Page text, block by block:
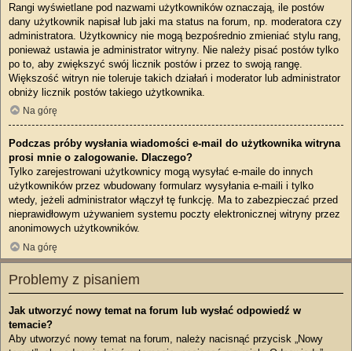
Rangi wyświetlane pod nazwami użytkowników oznaczają, ile postów
dany użytkownik napisał lub jaki ma status na forum, np. moderatora czy
administratora. Użytkownicy nie mogą bezpośrednio zmieniać stylu rang,
ponieważ ustawia je administrator witryny. Nie należy pisać postów tylko
po to, aby zwiększyć swój licznik postów i przez to swoją rangę.
Większość witryn nie toleruje takich działań i moderator lub administrator
obniży licznik postów takiego użytkownika.
Na górę
Podczas próby wysłania wiadomości e-mail do użytkownika witryna
prosi mnie o zalogowanie. Dlaczego?
Tylko zarejestrowani użytkownicy mogą wysyłać e-maile do innych
użytkowników przez wbudowany formularz wysyłania e-maili i tylko
wtedy, jeżeli administrator włączył tę funkcję. Ma to zabezpieczać przed
nieprawidłowym używaniem systemu poczty elektronicznej witryny przez
anonimowych użytkowników.
Na górę
Problemy z pisaniem
Jak utworzyć nowy temat na forum lub wysłać odpowiedź w
temacie?
Aby utworzyć nowy temat na forum, należy nacisnąć przycisk „Nowy